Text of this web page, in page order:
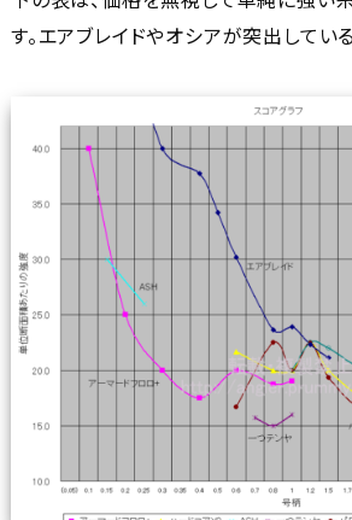
す。エアブレイドやオシアが突出してい